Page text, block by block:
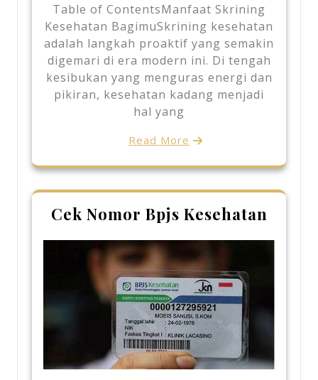
Table of ContentsManfaat Skrining
Kesehatan BagimuSkrining kesehatan
adalah langkah proaktif yang semakin
digemari di era modern ini. Di tengah
kesibukan yang menguras energi dan
pikiran, kesehatan kadang menjadi
hal yang
Read More
Cek Nomor Bpjs Kesehatan